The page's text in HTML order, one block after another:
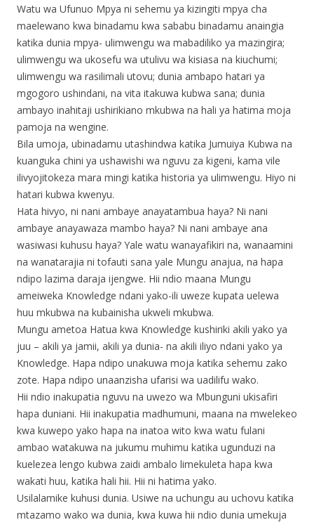
Watu wa Ufunuo Mpya ni sehemu ya kizingiti mpya cha
maelewano kwa binadamu kwa sababu binadamu anaingia
katika dunia mpya- ulimwengu wa mabadiliko ya mazingira;
ulimwengu wa ukosefu wa utulivu wa kisiasa na kiuchumi;
ulimwengu wa rasilimali utovu; dunia ambapo hatari ya
mgogoro ushindani, na vita itakuwa kubwa sana; dunia
ambayo inahitaji ushirikiano mkubwa na hali ya hatima moja
pamoja na wengine.
Bila umoja, ubinadamu utashindwa katika Jumuiya Kubwa na
kuanguka chini ya ushawishi wa nguvu za kigeni, kama vile
ilivyojitokeza mara mingi katika historia ya ulimwengu. Hiyo ni
hatari kubwa kwenyu.
Hata hivyo, ni nani ambaye anayatambua haya? Ni nani
ambaye anayawaza mambo haya? Ni nani ambaye ana
wasiwasi kuhusu haya? Yale watu wanayafikiri na, wanaamini
na wanatarajia ni tofauti sana yale Mungu anajua, na hapa
ndipo lazima daraja ijengwe. Hii ndio maana Mungu
ameiweka Knowledge ndani yako-ili uweze kupata uelewa
huu mkubwa na kubainisha ukweli mkubwa.
Mungu ametoa Hatua kwa Knowledge kushiriki akili yako ya
juu – akili ya jamii, akili ya dunia- na akili iliyo ndani yako ya
Knowledge. Hapa ndipo unakuwa moja katika sehemu zako
zote. Hapa ndipo unaanzisha ufarisi wa uadilifu wako.
Hii ndio inakupatia nguvu na uwezo wa Mbunguni ukisafiri
hapa duniani. Hii inakupatia madhumuni, maana na mwelekeo
kwa kuwepo yako hapa na inatoa wito kwa watu fulani
ambao watakuwa na jukumu muhimu katika ugunduzi na
kuelezea lengo kubwa zaidi ambalo limekuleta hapa kwa
wakati huu, katika hali hii. Hii ni hatima yako.
Usilalamike kuhusi dunia. Usiwe na uchungu au uchovu katika
mtazamo wako wa dunia, kwa kuwa hii ndio dunia umekuja